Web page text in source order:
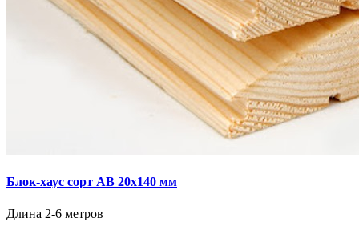
Блок-хаус сорт AB 20х140 мм
Длина 2-6 метров